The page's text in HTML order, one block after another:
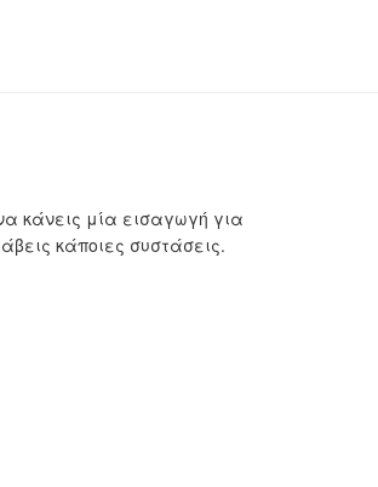
κάνεις μία εισαγωγή για
κάποιες συστάσεις.